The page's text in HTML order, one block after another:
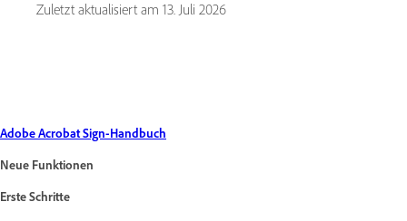
Zuletzt aktualisiert am 13. Juli 2026
Adobe Acrobat Sign-Handbuch
Neue Funktionen
Erste Schritte